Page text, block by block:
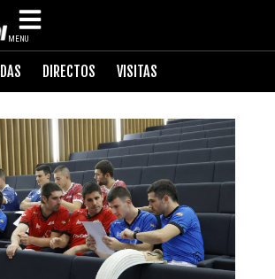
MENU
DIRECTOS VISITAS